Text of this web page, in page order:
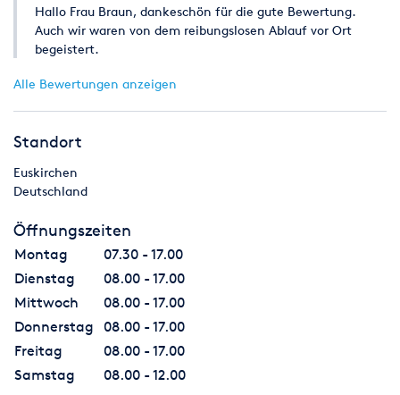
Hallo Frau Braun, dankeschön für die gute Bewertung.
Auch wir waren von dem reibungslosen Ablauf vor Ort
begeistert.
Alle Bewertungen anzeigen
Standort
Euskirchen
Deutschland
Öffnungszeiten
Montag
07.30 - 17.00
Dienstag
08.00 - 17.00
Mittwoch
08.00 - 17.00
Donnerstag
08.00 - 17.00
Freitag
08.00 - 17.00
Samstag
08.00 - 12.00